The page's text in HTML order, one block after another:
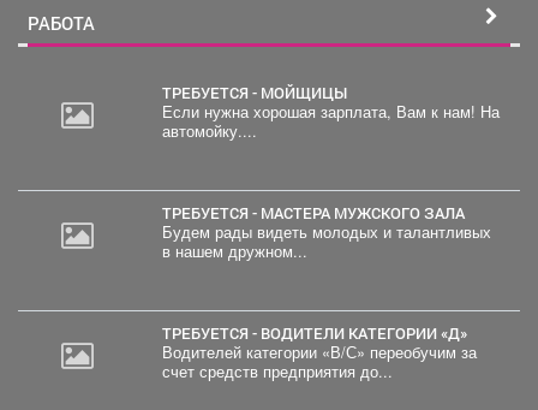
РАБОТА
ТРЕБУЕТСЯ - МОЙЩИЦЫ
Если нужна хорошая зарплата, Вам к нам! На
автомойку....
ТРЕБУЕТСЯ - МАСТЕРА МУЖСКОГО ЗАЛА
Будем рады видеть молодых и талантливых
в нашем дружном...
ТРЕБУЕТСЯ - ВОДИТЕЛИ КАТЕГОРИИ «Д»
Водителей категории «В/С» переобучим за
счет средств предприятия до...